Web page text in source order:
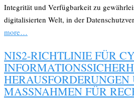
Integrität und Verfügbarkeit zu
digitalisierten Welt, in der
more…
NIS2-RICHTLINIE FÜR
HERAUSFORDERUNGEN
MASSNAHMEN FÜR